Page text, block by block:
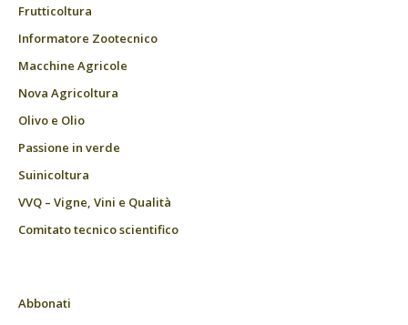
Frutticoltura
Informatore Zootecnico
Macchine Agricole
Nova Agricoltura
Olivo e Olio
Passione in verde
Suinicoltura
VVQ – Vigne, Vini e Qualità
Comitato tecnico scientifico
Abbonati